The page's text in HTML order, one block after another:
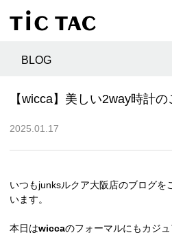
BLOG
【wicca】美しい2way時計の
2025.01.17
いつもjunksルクア大阪店のブログを
います。
本日はwiccaのフォーマルにもカジ